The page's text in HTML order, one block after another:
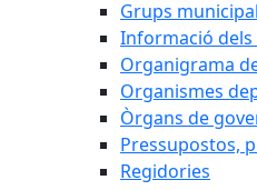
Grups
Informació
Organigrama
Organismes
Òrgans de
Pressupostos,
Regidories